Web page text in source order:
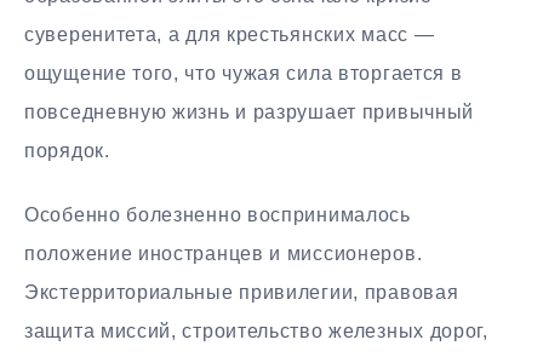
суверенитета, а для крестьянских масс —
ощущение того, что чужая сила вторгается в
повседневную жизнь и разрушает привычный
порядок.
Особенно болезненно воспринималось
положение иностранцев и миссионеров.
Экстерриториальные привилегии, правовая
защита миссий, строительство железных дорог,